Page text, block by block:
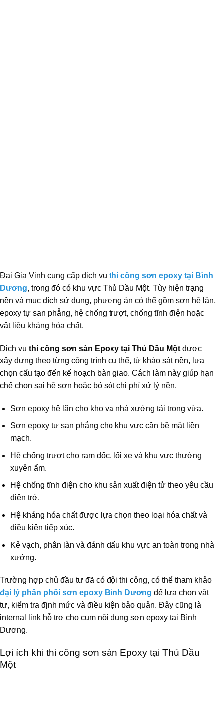
Đại Gia Vinh cung cấp dịch vụ thi công sơn epoxy tại Bình
Dương, trong đó có khu vực Thủ Dầu Một. Tùy hiện trạng
nền và mục đích sử dụng, phương án có thể gồm sơn hệ lăn,
epoxy tự san phẳng, hệ chống trượt, chống tĩnh điện hoặc
vật liệu kháng hóa chất.
Dịch vụ thi công sơn sàn Epoxy tại Thủ Dầu Một được
xây dựng theo từng công trình cụ thể, từ khảo sát nền, lựa
chọn cấu tạo đến kế hoạch bàn giao. Cách làm này giúp hạn
chế chọn sai hệ sơn hoặc bỏ sót chi phí xử lý nền.
Sơn epoxy hệ lăn cho kho và nhà xưởng tải trọng vừa.
Sơn epoxy tự san phẳng cho khu vực cần bề mặt liền
mạch.
Hệ chống trượt cho ram dốc, lối xe và khu vực thường
xuyên ẩm.
Hệ chống tĩnh điện cho khu sản xuất điện tử theo yêu cầu
điện trở.
Hệ kháng hóa chất được lựa chọn theo loại hóa chất và
điều kiện tiếp xúc.
Kẻ vạch, phân làn và đánh dấu khu vực an toàn trong nhà
xưởng.
Trường hợp chủ đầu tư đã có đội thi công, có thể tham khảo
đại lý phân phối sơn epoxy Bình Dương để lựa chọn vật
tư, kiểm tra định mức và điều kiện bảo quản. Đây cũng là
internal link hỗ trợ cho cụm nội dung sơn epoxy tại Bình
Dương.
Lợi ích khi thi công sơn sàn Epoxy tại Thủ Dầu
Một